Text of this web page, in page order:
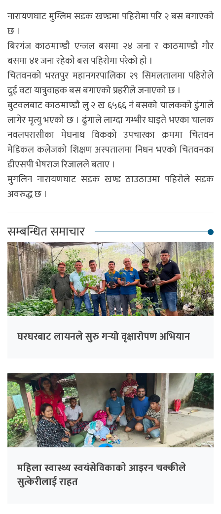
नारायणघाट मुग्लिम सडक खण्डमा पहिरोमा परि २ बस बगाएकाे
छ ।
बिरगंज काठमाण्डौ एन्जल बसमा २४ जना र काठमाण्डौ गौर
बसमा ४१ जना रहेकाे बस पहिराेमा परेकाे हाे ।
चितवनको भरतपुर महानगरपालिका २९ सिमलतालमा पहिरोले
दुई वटा यात्रुवाहक बस बगाएको प्रहरीले जनाएकाे छ ।
बुटवलबाट काठमाण्डौ लु २ ख ६५६६ नं बसको चालकको डुंगाले
लागेर मृत्यु भएकाे छ । ढुंगाले लाग्दा गम्भीर घाइते भएका चालक
नवलपरासीका मेघनाथ विकको उपचारका क्रममा चितवन
मेडिकल कलेजको शिक्षण अस्पतालमा निधन भएको चितवनका
डीएसपी भेषराज रिजालले बताए ।
मुगलिन नारायणघाट सडक खण्ड ठाउठाउमा पहिराेले सडक
अवरुद्ध छ ।
सम्बन्धित समाचार
घरघरबाट लायनले सुरु गर्‍यो वृक्षारोपण अभियान
महिला स्वास्थ्य स्वयंसेविकाकाे आइरन चक्कीले
सुत्केरीलाई राहत